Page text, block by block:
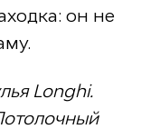
он не
Longhi.